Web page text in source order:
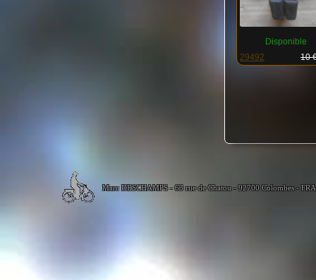
Disponible
29492
10
Marc DESCHAMPS - 63 rue de Chatou - 92700 Colombes -